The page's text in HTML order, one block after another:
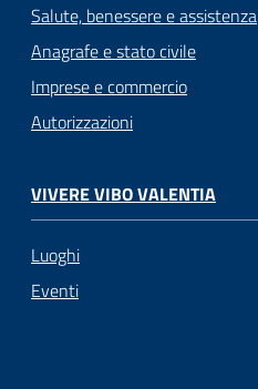
Salute, benessere e assistenza
Anagrafe e stato civile
Imprese e commercio
Autorizzazioni
VIVERE VIBO VALENTIA
Luoghi
Eventi